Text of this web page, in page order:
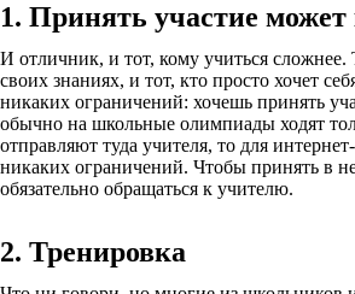
1. Принять участие
И отличник, и тот, кому учиться сложнее.
своих знаниях, и тот, кто просто хочет
никаких ограничений: хочешь принять
обычно на школьные олимпиады ходят
отправляют туда учителя, то для
никаких ограничений. Чтобы принять в
обязательно обращаться к учителю.
2. Тренировка